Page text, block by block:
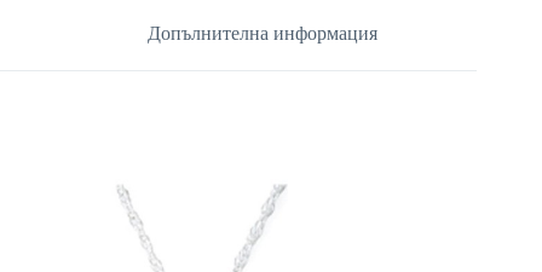
Допълнителна информация